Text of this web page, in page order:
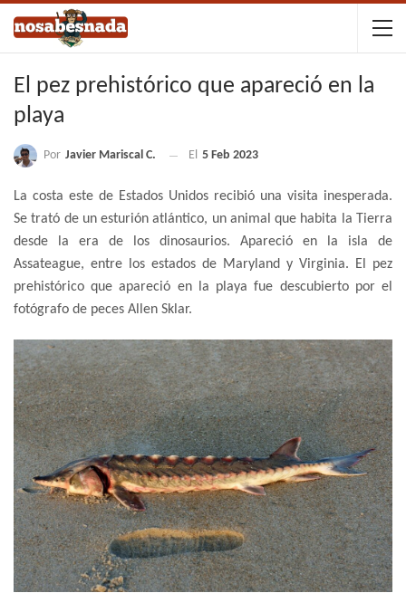
El pez prehistórico que apareció en la
playa
Por Javier Mariscal C. El 5 Feb 2023
La costa este de Estados Unidos recibió una visita inesperada.
Se trató de un esturión atlántico, un animal que habita la Tierra
desde la era de los dinosaurios. Apareció en la isla de
Assateague, entre los estados de Maryland y Virginia. El pez
prehistórico que apareció en la playa fue descubierto por el
fotógrafo de peces Allen Sklar.